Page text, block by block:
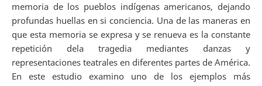
memoria de los pueblos indígenas americanos, dejando
profundas huellas en si conciencia. Una de las maneras en
que esta memoria se expresa y se renueva es la constante
repetición dela tragedia mediantes danzas y
representaciones teatrales en diferentes partes de América.
En este estudio examino uno de los ejemplos más